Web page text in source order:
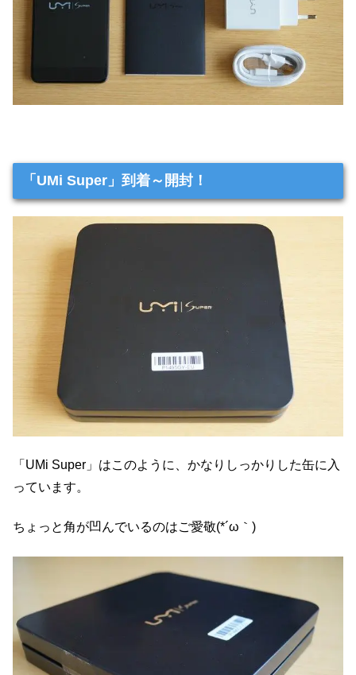
「UMi Super」到着～開封！
「UMi Super」はこのように、かなりしっかりした缶に入
っています。
ちょっと角が凹んでいるのはご愛敬(*´ω｀)